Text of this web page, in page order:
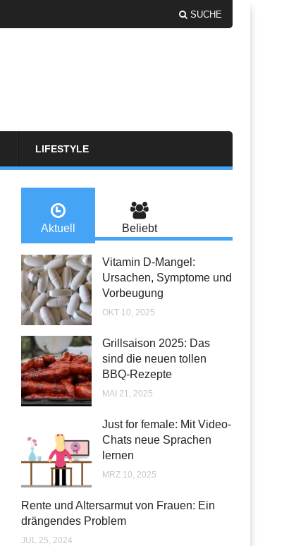
SUCHE
LIFESTYLE
Aktuell Beliebt
Vitamin D-Mangel:
Ursachen, Symptome und
Vorbeugung
OKT 10, 2025
Grillsaison 2025: Das
sind die neuen tollen
BBQ-Rezepte
MAI 21, 2025
Just for female: Mit Video-
Chats neue Sprachen
lernen
MRZ 10, 2025
Rente und Altersarmut von Frauen: Ein
drängendes Problem
JUL 25, 2024